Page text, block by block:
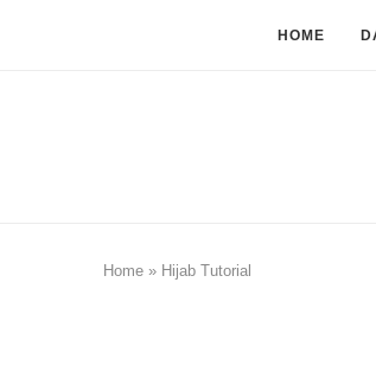
HOME
Home » Hijab Tutorial